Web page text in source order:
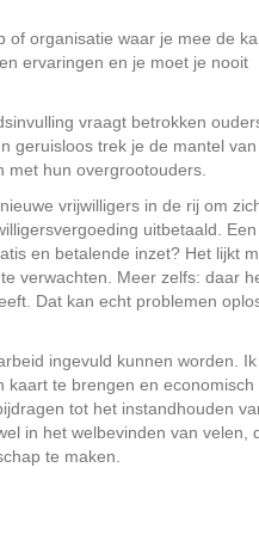
of organisatie waar je mee de
ervaringen en je moet je nooit
vraagt betrokken
geruisloos trek je de mantel
hun overgrootouders.
vrijwilligers in de rij om
uitbetaald.
en betalende inzet? Het lijkt
verwachten. Meer zelfs: daar
Dat kan echt problemen
ingevuld kunnen worden.
kaart te brengen en economisch
tot het instandhouden
in het welbevinden van velen,
te maken.